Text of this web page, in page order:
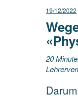
19/12/2022
20